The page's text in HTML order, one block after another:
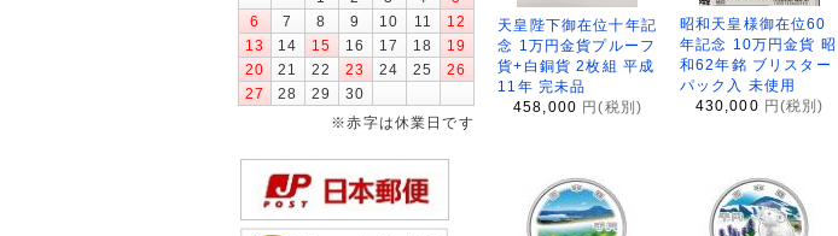
天皇陛下御在位十年記
念 1万円金貨プルーフ
貨+白銅貨 2枚組 平成
11年 完未品
458,000 円(税別)
昭和天皇様御在位60
年記念 10万円金貨 昭
和62年銘 ブリスター
パック入 未使用
430,000 円(税別)
6
7 8 9 10 11
12
13
14 15 16 17 18
19
20
21 22 23 24 25
26
27
28 29
30
※赤字は休業日です